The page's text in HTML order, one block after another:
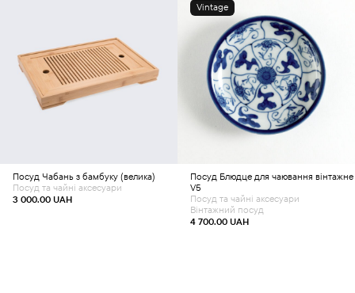
Додати в кошик
Посуд Чабань з бамбуку (велика)
3 000.00 UAH
Посуд та чайні аксесуари
Vintage
Додати в кошик
Посуд Блюдце для чаювання вінтажне
V5
4 700.00 UAH
Посуд та чайні аксесуари
Вінтажний посуд